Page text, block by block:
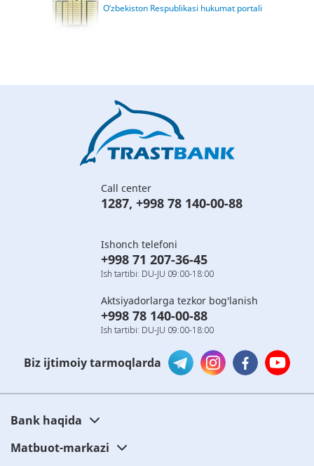
O‘zbekiston Respublikasi hukumat portali
Call center
1287, +998 78 140-00-88
Ishonch telefoni
+998 71 207-36-45
Ish tartibi: DU-JU 09:00-18:00
Aktsiyadorlarga tezkor bog'lanish
+998 78 140-00-88
Ish tartibi: DU-JU 09:00-18:00
Biz ijtimoiy tarmoqlarda
Bank haqida
Matbuot-markazi